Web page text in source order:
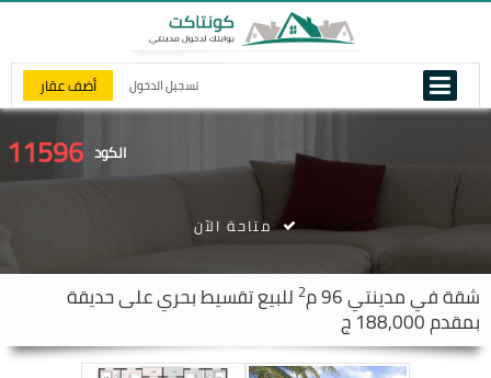
تسجيل الدخول أضف عقار
الكود 11596
شقة فيمدينتي 2 للبيع تقسيط بحري على حديقة
بمقدم 188,000 ج
متاحة الآن